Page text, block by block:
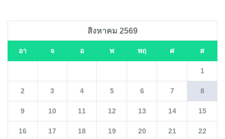
สิงหาคม 2569
อา จ อ พ พฤ ศ ส
1
2 3 4 5 6 7 8
9 10 11 12 13 14 15
16 17 18 19 20 21 22